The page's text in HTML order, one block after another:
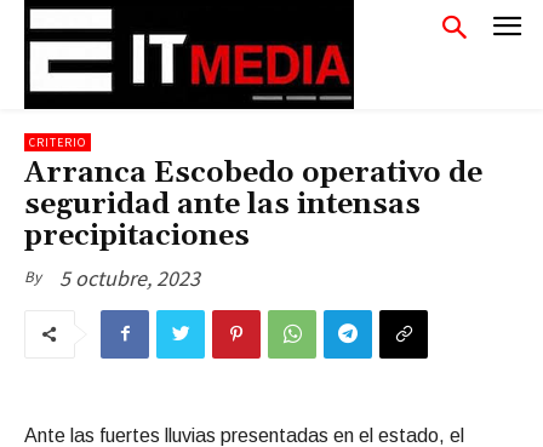
CRITERIO
Arranca Escobedo operativo de
seguridad ante las intensas
precipitaciones
By 5 octubre, 2023
Ante las fuertes lluvias presentadas en el estado, el